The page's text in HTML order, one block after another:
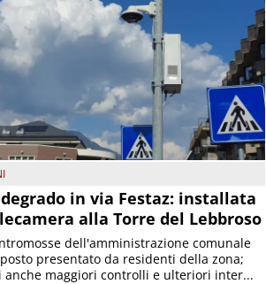
in via Festaz: installata
alla Torre del Lebbroso
dell'amministrazione comunale
presentato da residenti della zona;
anche maggiori controlli e ulteriori inter...